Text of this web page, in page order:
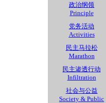
政治纲领
Principle
党务活动
Activities
民主马拉松
Marathon
民主渗透行动
Infiltration
社会与公益
Society & Public